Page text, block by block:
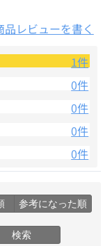
品レビューを書く
1件
0件
0件
0件
0件
参考になった順
検索